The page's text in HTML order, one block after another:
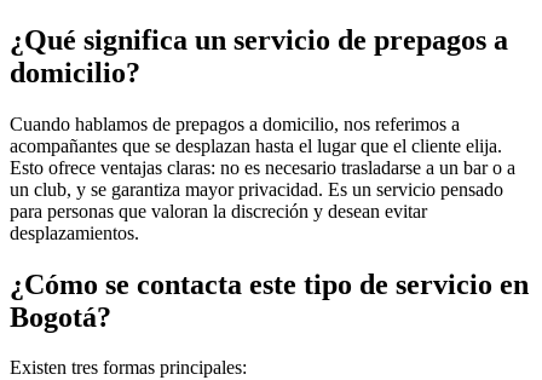
¿Qué significa un servicio de prepagos a
domicilio?
Cuando hablamos de prepagos a domicilio, nos referimos a
acompañantes que se desplazan hasta el lugar que el cliente elija.
Esto ofrece ventajas claras: no es necesario trasladarse a un bar o a
un club, y se garantiza mayor privacidad. Es un servicio pensado
para personas que valoran la discreción y desean evitar
desplazamientos.
¿Cómo se contacta este tipo de servicio en
Bogotá?
Existen tres formas principales: